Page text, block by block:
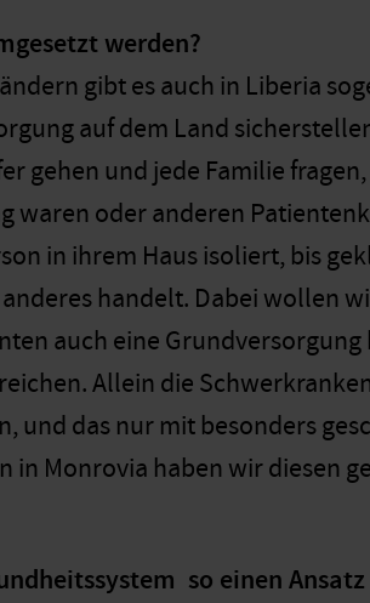
werden?
gibt es auch in Liberia
auf dem Land
gehen und jede Familie
waren oder anderen
in ihrem Haus isoliert, bis
handelt. Dabei wollen
auch eine
Allein die
und das nur mit besonders
in Monrovia haben wir diesen
so einen